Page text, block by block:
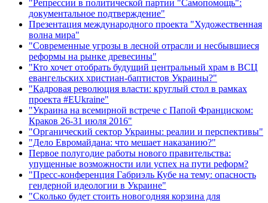
"Репрессии в политической партии "Самопомощь":
документальное подтверждение"
Презентация международного проекта "Художественная
волна мира"
"Современные угрозы в лесной отрасли и несбывшиеся
реформы на рынке древесины"
"Кто хочет отобрать будущий центральный храм в ВСЦ
евангельских христиан-баптистов Украины?"
"Кадровая революция власти: круглый стол в рамках
проекта #EUkraine"
"Украина на всемирной встрече с Папой Франциском:
Краков 26-31 июля 2016"
"Органический сектор Украины: реалии и перспективы"
"Дело Евромайдана: что мешает наказанию?"
Первое полугодие работы нового правительства:
упущенные возможности или успех на пути реформ?
"Пресс-конференция Габриэль Кубе на тему: опасность
гендерной идеологии в Украине"
"Сколько будет стоить новогодняя корзина для